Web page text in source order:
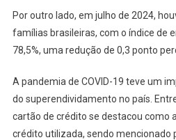
Por outro lado, em julho de 2024,
famílias brasileiras, com o índice de
78,5%, uma redução de 0,3 ponto
A pandemia de COVID-19 teve um
do superendividamento no país.
cartão de crédito se destacou como
crédito utilizada, sendo mencionado